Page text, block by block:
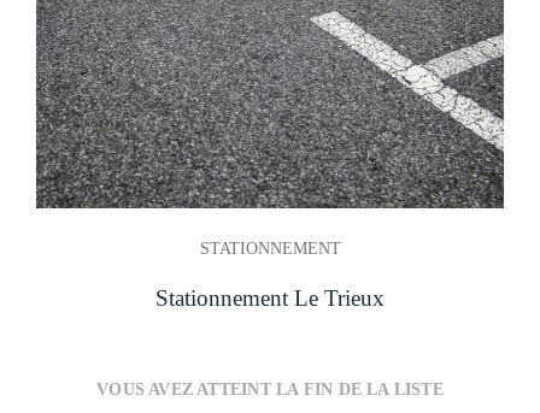
STATIONNEMENT
Stationnement Le Trieux
VOUS AVEZ ATTEINT LA FIN DE LA LISTE